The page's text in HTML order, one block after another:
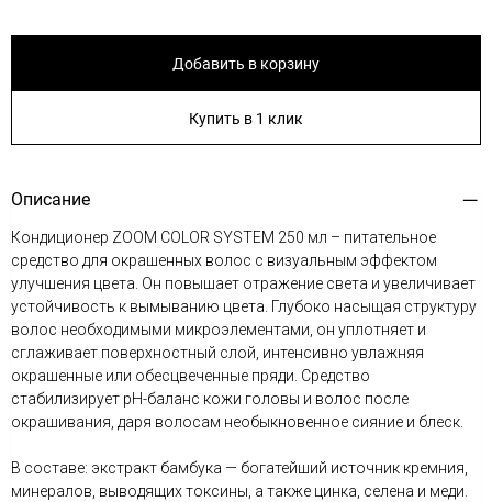
Добавить в корзину
Купить в 1 клик
Описание
Кондиционер ZOOM COLOR SYSTEM 250 мл – питательное
средство для окрашенных волос с визуальным эффектом
улучшения цвета. Он повышает отражение света и увеличивает
устойчивость к вымыванию цвета. Глубоко насыщая структуру
волос необходимыми микроэлементами, он уплотняет и
сглаживает поверхностный слой, интенсивно увлажняя
окрашенные или обесцвеченные пряди. Средство
стабилизирует pH-баланс кожи головы и волос после
окрашивания, даря волосам необыкновенное сияние и блеск.
В составе: экстракт бамбука — богатейший источник кремния,
минералов, выводящих токсины, а также цинка, селена и меди.